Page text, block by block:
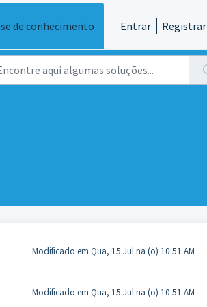
de conhecimento Entrar Registrar
Modificado em Qua, 15 Jul na (o) 10:51 AM
Modificado em Qua, 15 Jul na (o) 10:51 AM